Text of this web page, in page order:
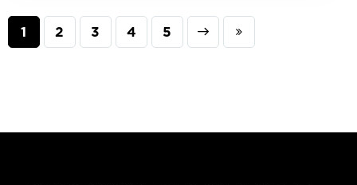
1 2 3 4 5
Next Last